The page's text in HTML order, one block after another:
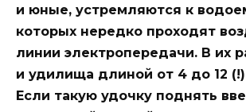
и юные, устремляются к
которых нередко проходят
линии электропередачи. В их
и удилища длиной от 4 до 12
Если такую удочку поднять